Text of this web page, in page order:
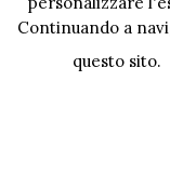
Continuando a
questo sito.